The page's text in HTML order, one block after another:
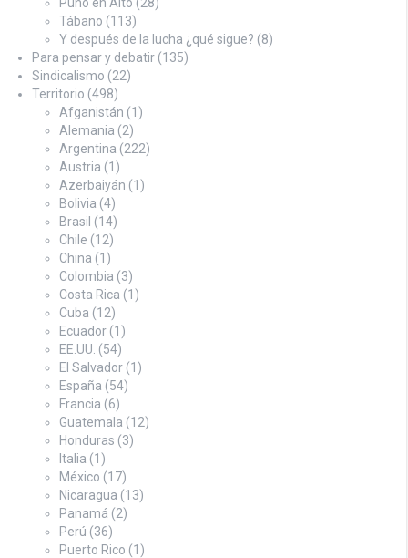
Tábano (113)
Y después de la lucha ¿qué sigue? (8)
Para pensar y debatir (135)
Sindicalismo (22)
Territorio (498)
Afganistán (1)
Alemania (2)
Argentina (222)
Austria (1)
Azerbaiyán (1)
Bolivia (4)
Brasil (14)
Chile (12)
China (1)
Colombia (3)
Costa Rica (1)
Cuba (12)
Ecuador (1)
EE.UU. (54)
El Salvador (1)
España (54)
Francia (6)
Guatemala (12)
Honduras (3)
Italia (1)
México (17)
Nicaragua (13)
Panamá (2)
Perú (36)
Puerto Rico (1)